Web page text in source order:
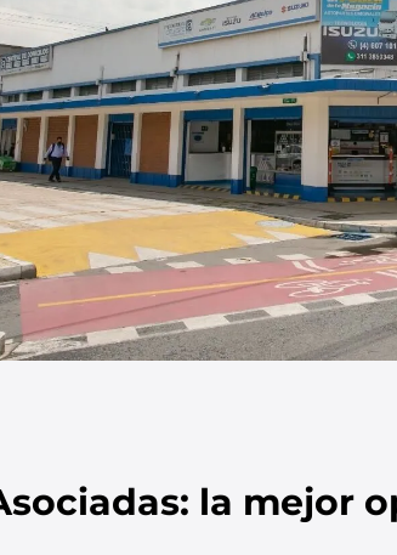
la mejor